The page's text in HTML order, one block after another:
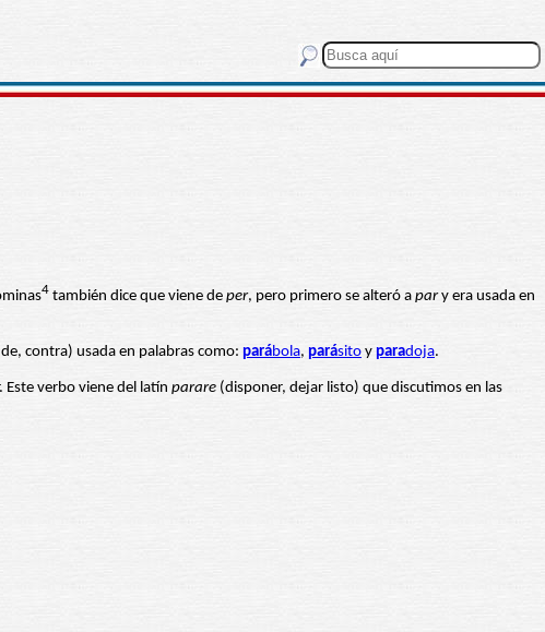
4 también dice que viene de per, pero primero se alteró a pary era usada en
contra) usada en palabras como: parábola, parásito y paradoja.
verbo viene del latín parare (disponer, dejar listo) que discutimos en las